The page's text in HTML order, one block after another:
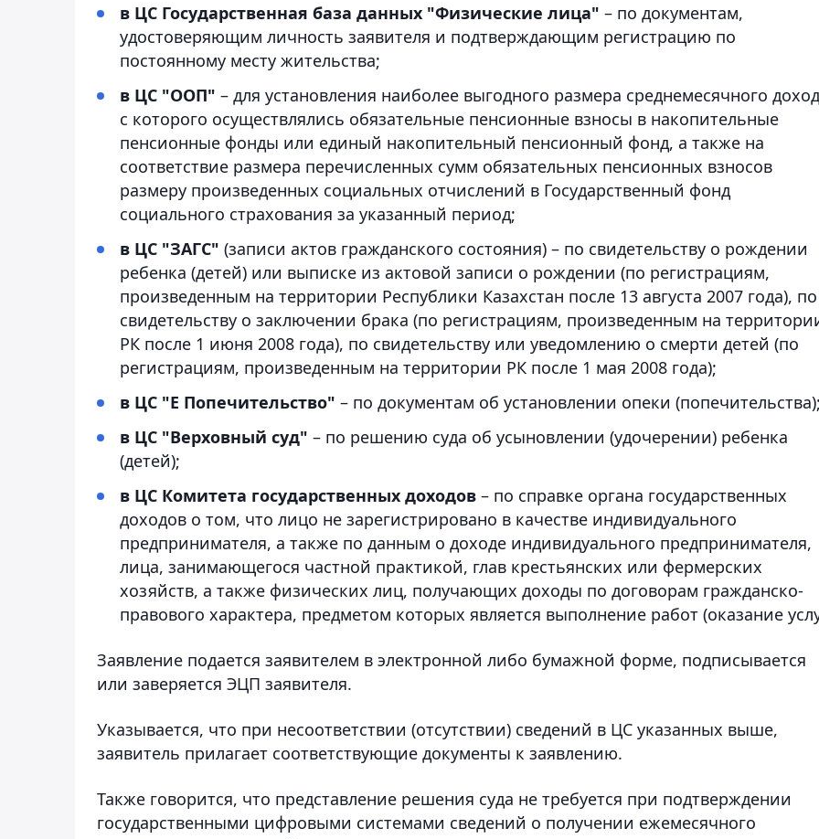
в ЦС Государственная база данных "Физические лица" – по документам,
удостоверяющим личность заявителя и подтверждающим регистрацию по
постоянному месту жительства;
в ЦС "ООП" – для установления наиболее выгодного размера среднемесячного
с которого осуществлялись обязательные пенсионные взносы в накопительные
пенсионные фонды или единый накопительный пенсионный фонд, а также на
соответствие размера перечисленных сумм обязательных пенсионных взносов
размеру произведенных социальных отчислений в Государственный фонд
социального страхования за указанный период;
в ЦС "ЗАГС" (записи актов гражданского состояния) – по свидетельству о рождении
ребенка (детей) или выписке из актовой записи о рождении (по регистрациям,
произведенным на территории Республики Казахстан после 13 августа 2007 года), по
свидетельству о заключении брака (по регистрациям, произведенным на
РК после 1 июня 2008 года), по свидетельству или уведомлению о смерти детей (по
регистрациям, произведенным на территории РК после 1 мая 2008 года);
в ЦС "Е Попечительство" – по документам об установлении опеки
в ЦС "Верховный суд" – по решению суда об усыновлении (удочерении) ребенка
(детей);
в ЦС Комитета государственных доходов – по справке органа государственных
доходов о том, что лицо не зарегистрировано в качестве индивидуального
предпринимателя, а также по данным о доходе индивидуального предпринимателя,
лица, занимающегося частной практикой, глав крестьянских или фермерских
хозяйств, а также физических лиц, получающих доходы по договорам гражданско-
правового характера, предметом которых является выполнение работ (оказание
Заявление подается заявителем в электронной либо бумажной форме, подписывается
или заверяется ЭЦП заявителя.
Указывается, что при несоответствии (отсутствии) сведений в ЦС указанных выше,
заявитель прилагает соответствующие документы к заявлению.
Также говорится, что представление решения суда не требуется при подтверждении
государственными цифровыми системами сведений о получении ежемесячного